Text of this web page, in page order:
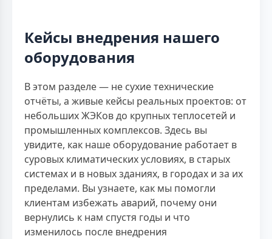
Кейсы внедрения нашего
оборудования
В этом разделе — не сухие технические
отчёты, а живые кейсы реальных проектов: от
небольших ЖЭКов до крупных теплосетей и
промышленных комплексов. Здесь вы
увидите, как наше оборудование работает в
суровых климатических условиях, в старых
системах и в новых зданиях, в городах и за их
пределами. Вы узнаете, как мы помогли
клиентам избежать аварий, почему они
вернулись к нам спустя годы и что
изменилось после внедрения